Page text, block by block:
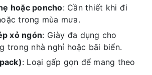
hoặc poncho: Cần thiết khi đi
trong mùa mưa.
xỏ ngón: Giày đa dụng cho
trong nhà nghỉ hoặc bãi biển.
: Loại gấp gọn để mang theo